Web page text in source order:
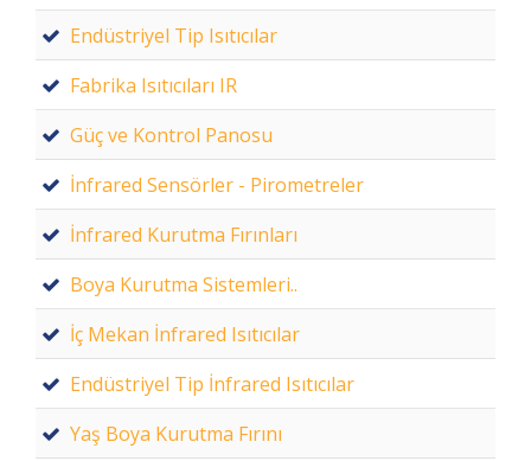
Endüstriyel Tip Isıtıcılar
Fabrika Isıtıcıları IR
Güç ve Kontrol Panosu
İnfrared Sensörler - Pirometreler
İnfrared Kurutma Fırınları
Boya Kurutma Sistemleri..
İç Mekan İnfrared Isıtıcılar
Endüstriyel Tip İnfrared Isıtıcılar
Yaş Boya Kurutma Fırını